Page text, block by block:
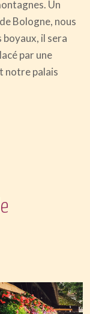
Un
Bologne, nous
il sera
par une
notre palais